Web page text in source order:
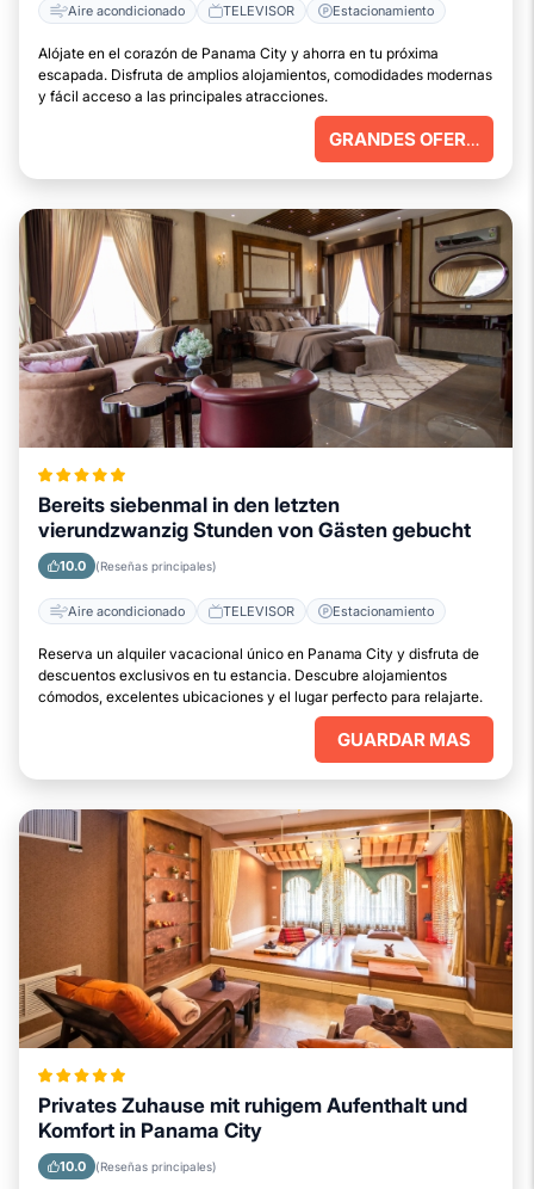
Aire acondicionado TELEVISOR Estacionamiento
Alójate en el corazón de Panama City y ahorra en tu próxima
escapada. Disfruta de amplios alojamientos, comodidades modernas
y fácil acceso a las principales atracciones.
GRANDES OFERTAS
Bereits siebenmal in den letzten
vierundzwanzig Stunden von Gästen gebucht
10.0 (Reseñas principales)
Aire acondicionado TELEVISOR Estacionamiento
Reserva un alquiler vacacional único en Panama City y disfruta de
descuentos exclusivos en tu estancia. Descubre alojamientos
cómodos, excelentes ubicaciones y el lugar perfecto para relajarte.
GUARDAR MAS
Privates Zuhause mit ruhigem Aufenthalt und
Komfort in Panama City
10.0 (Reseñas principales)